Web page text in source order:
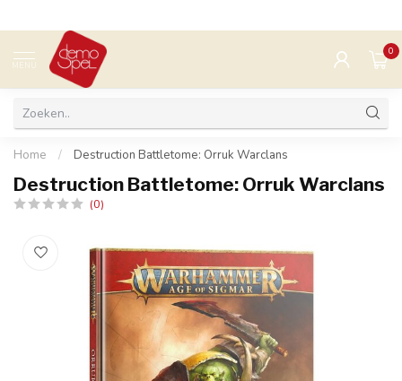
MENU
0
Home / Destruction Battletome: Orruk Warclans
Destruction Battletome: Orruk Warclans
(0)